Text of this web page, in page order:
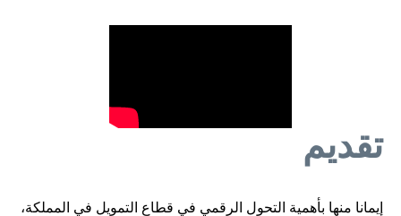
تقديم
إيمانا منها بأهمية التحول الرقمي في قطاع التمويل في المملكة،